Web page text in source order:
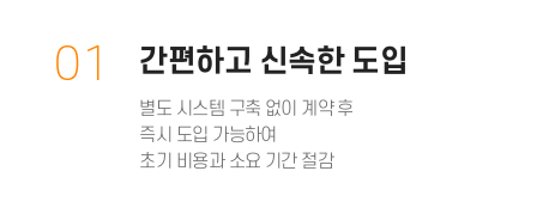
01 간편하고 신속한 도입
별도 시스템 구축 없이 계약 후
즉시 도입 가능하여
초기 비용과 소요 기간 절감